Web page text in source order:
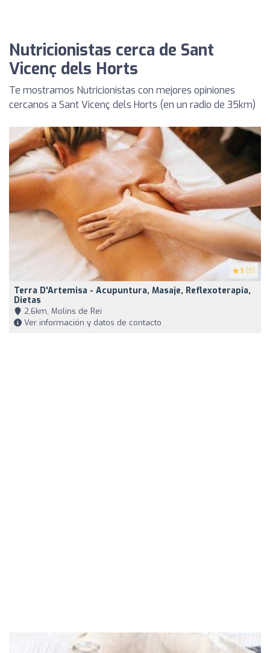
Nutricionistas cerca de Sant
Vicenç dels Horts
Te mostramos Nutricionistas con mejores opiniones
cercanos a Sant Vicenç dels Horts (en un radio de 35km)
5 (5)
Terra D'Artemisa - Acupuntura, Masaje, Reflexoterapia,
Dietas
2,6km, Molins de Rei
Ver información y datos de contacto